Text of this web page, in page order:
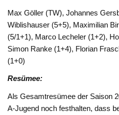
Max Göller (TW), Johannes
Wiblishauser (5+5), Maximilian
(5/1+1), Marco Lecheler (1+2),
Simon Ranke (1+4), Florian
(1+0)
Resümee:
Als Gesamtresümee der Saison
A-Jugend noch festhalten, dass